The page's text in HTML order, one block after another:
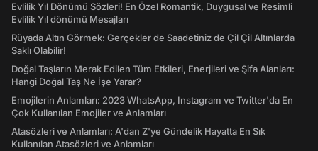
Evlilik Yıl Dönümü Sözleri! En Özel Romantik, Duygusal ve Resimli
Evlilik Yıl dönümü Mesajları
Rüyada Altın Görmek: Gerçekler de Saadetiniz de Çil Çil Altınlarda
Saklı Olabilir!
Doğal Taşların Merak Edilen Tüm Etkileri, Enerjileri ve Şifa Alanları:
Hangi Doğal Taş Ne İşe Yarar?
Emojilerin Anlamları: 2023 WhatsApp, Instagram ve Twitter'da En
Çok Kullanılan Emojiler ve Anlamları
Atasözleri ve Anlamları: A'dan Z'ye Gündelik Hayatta En Sık
Kullanılan Atasözleri ve Anlamları